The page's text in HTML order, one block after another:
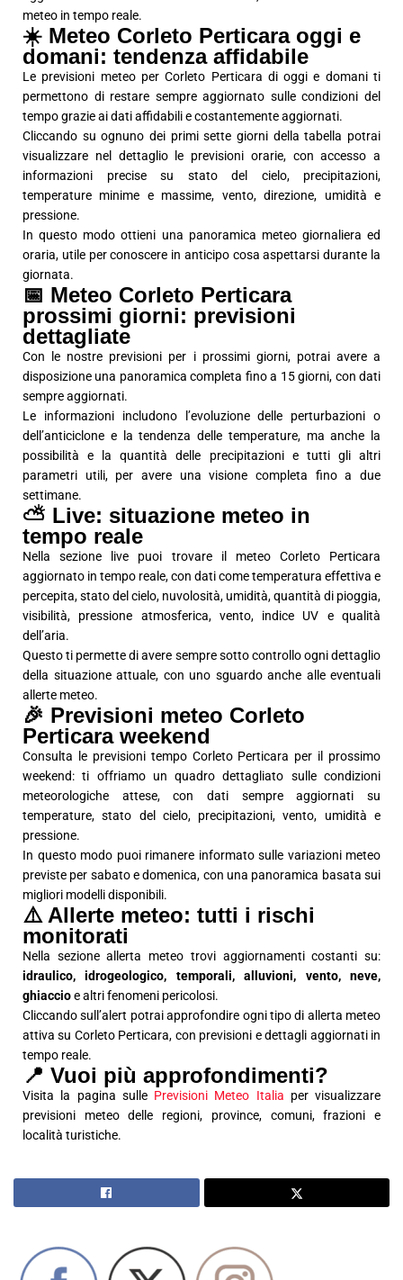
meteo in tempo reale.
☀️ Meteo Corleto Perticara oggi e
domani: tendenza affidabile
Le previsioni meteo per Corleto Perticara di oggi e domani ti
permettono di restare sempre aggiornato sulle condizioni del
tempo grazie ai dati affidabili e costantemente aggiornati.
Cliccando su ognuno dei primi sette giorni della tabella potrai
visualizzare nel dettaglio le previsioni orarie, con accesso a
informazioni precise su stato del cielo, precipitazioni,
temperature minime e massime, vento, direzione, umidità e
pressione.
In questo modo ottieni una panoramica meteo giornaliera ed
oraria, utile per conoscere in anticipo cosa aspettarsi durante la
giornata.
📅 Meteo Corleto Perticara
prossimi giorni: previsioni
dettagliate
Con le nostre previsioni per i prossimi giorni, potrai avere a
disposizione una panoramica completa fino a 15 giorni, con dati
sempre aggiornati.
Le informazioni includono l’evoluzione delle perturbazioni o
dell’anticiclone e la tendenza delle temperature, ma anche la
possibilità e la quantità delle precipitazioni e tutti gli altri
parametri utili, per avere una visione completa fino a due
settimane.
⛅ Live: situazione meteo in
tempo reale
Nella sezione live puoi trovare il meteo Corleto Perticara
aggiornato in tempo reale, con dati come temperatura effettiva e
percepita, stato del cielo, nuvolosità, umidità, quantità di pioggia,
visibilità, pressione atmosferica, vento, indice UV e qualità
dell’aria.
Questo ti permette di avere sempre sotto controllo ogni dettaglio
della situazione attuale, con uno sguardo anche alle eventuali
allerte meteo.
🎉 Previsioni meteo Corleto
Perticara weekend
Consulta le previsioni tempo Corleto Perticara per il prossimo
weekend: ti offriamo un quadro dettagliato sulle condizioni
meteorologiche attese, con dati sempre aggiornati su
temperature, stato del cielo, precipitazioni, vento, umidità e
pressione.
In questo modo puoi rimanere informato sulle variazioni meteo
previste per sabato e domenica, con una panoramica basata sui
migliori modelli disponibili.
⚠️ Allerte meteo: tutti i rischi
monitorati
Nella sezione allerta meteo trovi aggiornamenti costanti su:
idraulico, idrogeologico, temporali, alluvioni, vento, neve,
ghiaccioe altri fenomeni pericolosi.
Cliccando sull’alert potrai approfondire ogni tipo di allerta meteo
attiva su Corleto Perticara, con previsioni e dettagli aggiornati in
tempo reale.
📍 Vuoi più approfondimenti?
Visita la pagina sulle Previsioni Meteo Italia per visualizzare
previsioni meteo delle regioni, province, comuni, frazioni e
località turistiche.